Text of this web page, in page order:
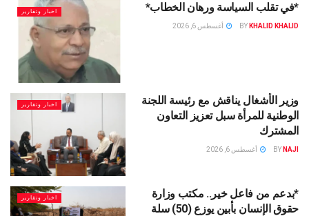
اخبار وتقارير *في تقلب السياسة ورهان الخطاب*
BY KHALID KHALID أغسطس 6, 2026
اخبار وتقارير
وزير الأشغال يناقش مع رئيسة اللجنة
الوطنية للمرأة سبل تعزيز التعاون
المشترك
BY NAJI أغسطس 6, 2026
اخبار وتقارير
*بدعم من فاعل خير.. مكتب وزارة
حقوق الإنسان بأبين يوزع (50) سلة